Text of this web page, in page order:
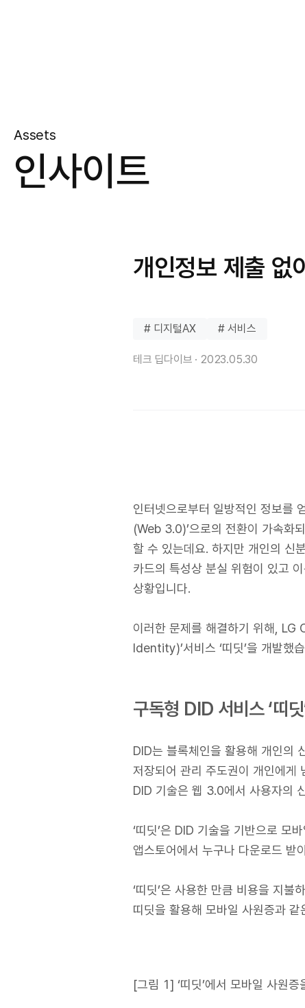
Assets
인사이트
개인정보 제출 없
# 디지털AX # 서비스
테크 딥다이브 · 2023.05.30
인터넷으로부터 일방적인 정보를
(Web 3.0)’으로의 전환이 가속화
할 수 있는데요. 하지만 개인의 신
카드의 특성상 분실 위험이 있고
상황입니다.
이러한 문제를 해결하기 위해,
Identity)’서비스 ‘띠딧’을 개발했
구독형 DID 서비스 ‘띠
DID는 블록체인을 활용해 개인의
저장되어 관리 주도권이 개인에
DID 기술은 웹 3.0에서 사용자의
‘띠딧’은 DID 기술을 기반으로 모
앱스토어에서 누구나 다운로드 받
‘띠딧’은 사용한 만큼 비용을 지불
띠딧을 활용해 모바일 사원증과
[그림 1] ‘띠딧’에서 모바일 사원증